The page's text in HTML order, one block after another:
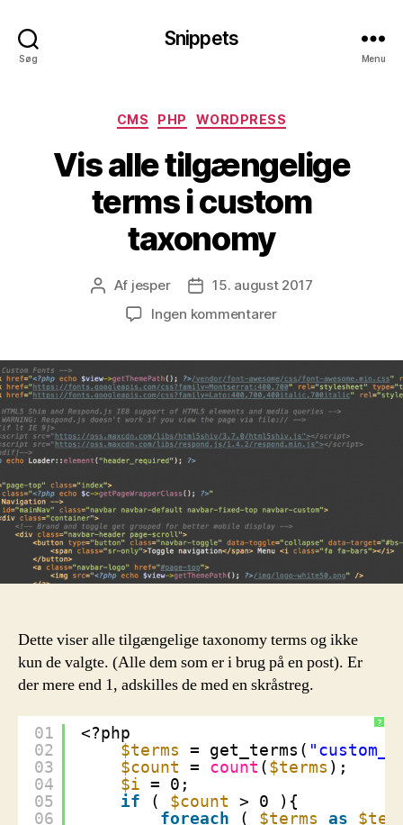
Søg
Snippets
Menu
Kategorier
CMS PHP WORDPRESS
Vis alle tilgængelige
terms i custom
taxonomy
Indlægsforfatter
Af jesper Indlægsdato
15. august 2017
Ingen kommentarertil
tilgængelige
terms
i
custom
taxonomy
Dette viser alle tilgængelige taxonomy terms og ikke
kun de valgte. (Alle dem som er i brug på en post). Er
der mere end 1, adskilles de med en skråstreg.
?
01
02
03
04
05
06
<?php
$terms
= get_terms(
$count
= count ($terms );
$i = 0;
if
( $count
> 0 ){
foreach
( $terms as